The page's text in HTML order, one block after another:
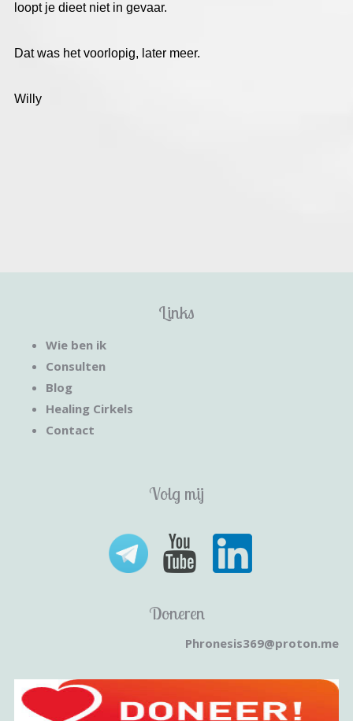
loopt je dieet niet in gevaar.
Dat was het voorlopig, later meer.
Willy
Links
Wie ben ik
Consulten
Blog
Healing Cirkels
Contact
Volg mij
Doneren
Phronesis369@proton.me